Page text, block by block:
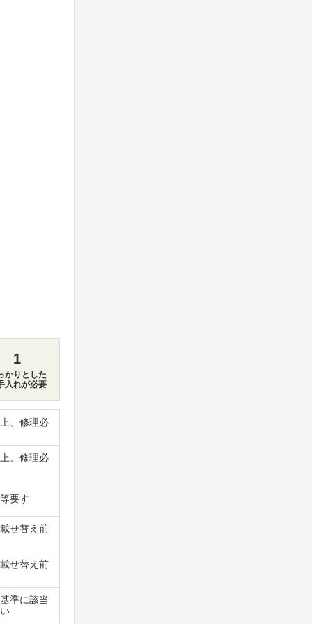
1
かりとした
入れが必要
、修理必
、修理必
要す
せ替え前
せ替え前
準に該当